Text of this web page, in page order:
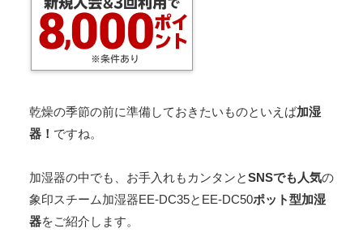
乾燥の季節の前に準備しておきたいものといえば加湿
器！ ですね。
加湿器の中でも、お手入れもカンタンとSNSでも人気の
象印スチーム加湿器EE-DC35とEE-DC50ポット型加湿
器をご紹介します。